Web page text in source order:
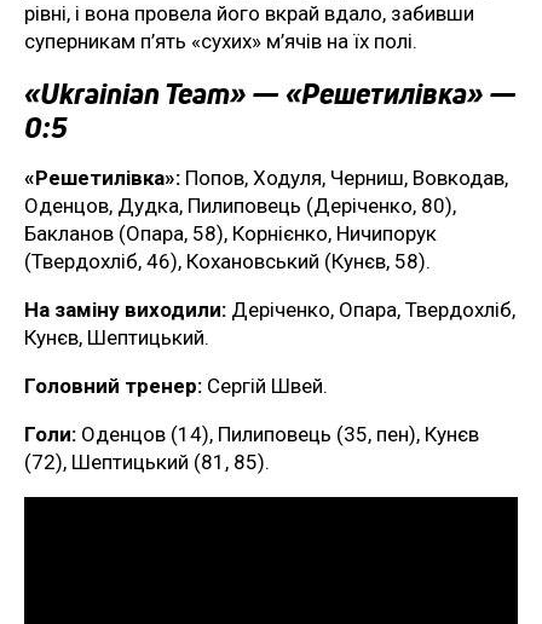
рівні, і вона провела його вкрай вдало, забивши
суперникам п’ять «сухих» м’ячів на їх полі.
«Ukrainian Team» — «Решетилівка» —
0:5
«Решетилівка»: Попов, Ходуля, Черниш, Вовкодав,
Оденцов, Дудка, Пилиповець (Деріченко, 80),
Бакланов (Опара, 58), Корнієнко, Ничипорук
(Твердохліб, 46), Кохановський (Кунєв, 58).
На заміну виходили: Деріченко, Опара, Твердохліб,
Кунєв, Шептицький.
Головний тренер: Сергій Швей.
Голи: Оденцов (14), Пилиповець (35, пен), Кунєв
(72), Шептицький (81, 85).